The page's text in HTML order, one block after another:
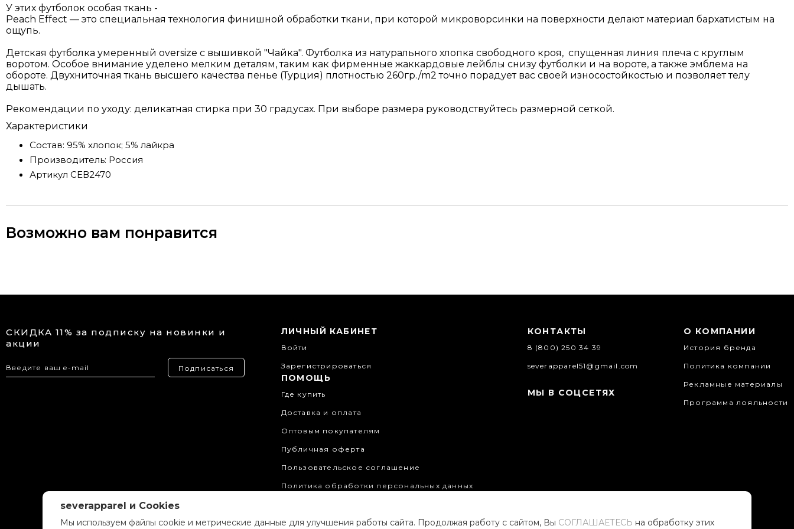
У этих футболок особая ткань -
Peach Effect — это специальная технология финишной обработки ткани, при которой микроворсинки на поверхности делают материал бархатистым на
ощупь.
Детская футболка умеренный oversize с вышивкой "Чайка". Футболка из натурального хлопка свободного кроя, спущенная линия плеча с круглым
воротом. Особое внимание уделено мелким деталям, таким как фирменные жаккардовые лейблы снизу футболки и на вороте, а также эмблема на
обороте. Двухниточная ткань высшего качества пенье (Турция) плотностью 260гр./m2 точно порадует вас своей износостойкостью и позволяет телу
дышать.
Рекомендации по уходу: деликатная стирка при 30 градусах. При выборе размера руководствуйтесь размерной сеткой.
Характеристики
Состав: 95% хлопок; 5% лайкра
Производитель: Россия
Артикул СЕВ2470
Возможно вам понравится
СКИДКА 11% за подписку на новинки и
акции
Подписаться
ЛИЧНЫЙ КАБИНЕТ
Войти
Зарегистрироваться
ПОМОЩЬ
Где купить
Доставка и оплата
Оптовым покупателям
Публичная оферта
Пользовательское соглашение
Политика обработки персональных данных
КОНТАКТЫ
8 (800) 250 34 39
severapparel51@gmail.com
МЫ В СОЦСЕТЯХ
О КОМПАНИИ
История бренда
Политика компании
Рекламные материалы
Программа лояльности
severapparel и Cookies
Мы используем файлы cookie и метрические данные для улучшения работы сайта. Продолжая работу с сайтом, Вы СОГЛАШАЕТЕСЬ на обработку этих